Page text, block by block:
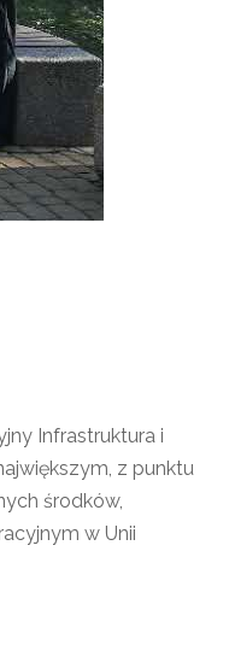
Infrastruktura i
z punktu
środków,
w Unii